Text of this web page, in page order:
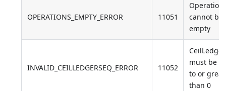
OPERATIONS_EMPTY_ERROR 11051
cannot be
empty
INVALID_CEILLEDGERSEQ_ERROR 11052
must be
to or
than 0